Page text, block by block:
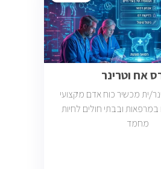
אח וטרינר
ית מכשיר כוח אדם מקצועי
במרפאות ובבתי חולים לחיות
מחמד